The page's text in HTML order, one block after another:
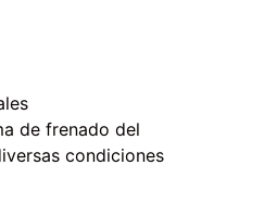
de frenado del
condiciones